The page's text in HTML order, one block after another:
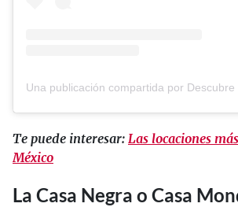
Te puede interesar: Las locaciones
México
La Casa Negra o Casa